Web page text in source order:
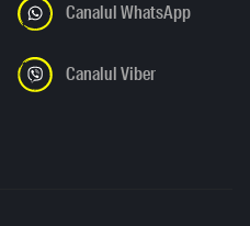
Canalul WhatsApp
Canalul Viber